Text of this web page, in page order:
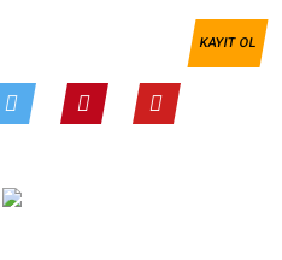
KAYIT OL